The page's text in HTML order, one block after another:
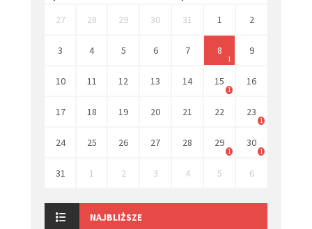
27 28 29 30 31 1 2
3 4 5 6 7 8
1
9
10 11 12 13 14 15
1
16
17 18 19 20 21 22 23
1
24 25 26 27 28 29
1
30
1
31 1 2 3 4 5 6
NAJBLIŻSZE